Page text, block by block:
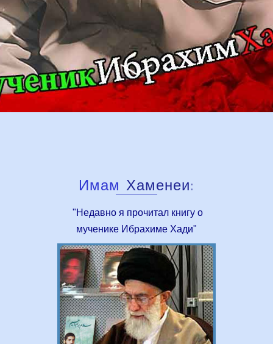
Имам Хаменеи:
"Недавно я прочитал книгу о
мученике Ибрахиме Хади"